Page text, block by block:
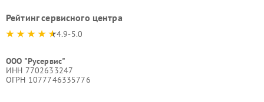
Рейтинг сервисного центра
4.9-5.0
ООО "Русервис"
ИНН 7702633247
ОГРН 1077746335776